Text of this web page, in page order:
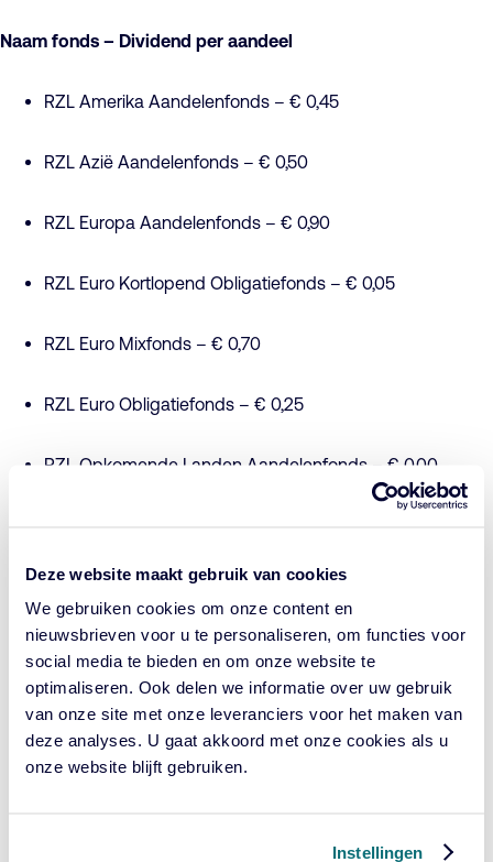
Deze website maakt gebruik van cookies
We gebruiken cookies om onze content en
nieuwsbrieven voor u te personaliseren, om functies voor
social media te bieden en om onze website te
optimaliseren. Ook delen we informatie over uw gebruik
van onze site met onze leveranciers voor het maken van
deze analyses. U gaat akkoord met onze cookies als u
onze website blijft gebruiken.
Instellingen
Naam fonds – Dividend per aandeel
RZL Amerika Aandelenfonds – € 0,45
RZL Azië Aandelenfonds – € 0,50
RZL Europa Aandelenfonds – € 0,90
RZL Euro Kortlopend Obligatiefonds – € 0,05
RZL Euro Mixfonds – € 0,70
RZL Euro Obligatiefonds – € 0,25
RZL Opkomende Landen Aandelenfonds – € 0,00
RZL Wereld Aandelenfonds – € 0,50
RZL Optimaal Blauw – € 0,22
RZL Optimaal Geel – € 0,25
RZL Optimaal Oranje – € 0,55